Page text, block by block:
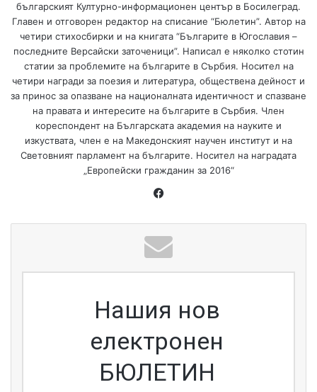
българският Културно-информационен център в Босилеград.
Главен и отговорен редактор на списание “Бюлетин”. Автор на
четири стихосбирки и на книгата “Българите в Югославия –
последните Версайски заточеници”. Написал е няколко стотин
статии за проблемите на българите в Сърбия. Носител на
четири награди за поезия и литература, обществена дейност и
за принос за опазване на националната идентичност и спазване
на правата и интересите на българите в Сърбия. Член
кореспондент на Българската академия на науките и
изкуствата, член е на Македонският научен институт и на
Световният парламент на българите. Носител на наградата
„Европейски гражданин за 2016“
Нашия нов
електронен
БЮЛЕТИН